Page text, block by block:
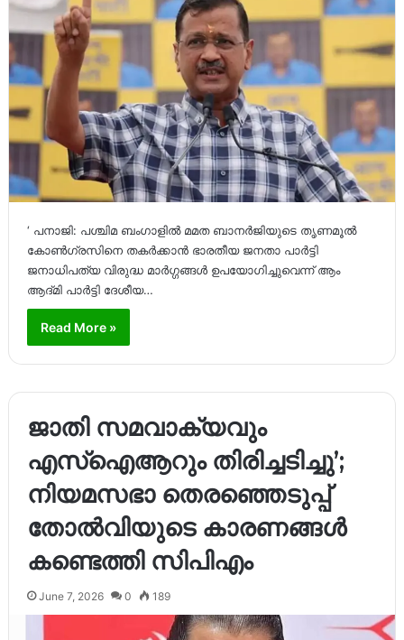
‘ പനാജി: പശ്ചിമ ബംഗാളിൽ മമത ബാനർജിയുടെ തൃണമൂൽ
കോൺഗ്രസിനെ തകർക്കാൻ ഭാരതീയ ജനതാ പാർട്ടി
ജനാധിപത്യ വിരുദ്ധ മാർഗ്ഗങ്ങൾ ഉപയോഗിച്ചുവെന്ന് ആം
ആദ്മി പാർട്ടി ദേശീയ…
Read More »
ജാതി സമവാക്യവും
എസ്‌ഐആറും തിരിച്ചടിച്ചു’;
നിയമസഭാ തെരഞ്ഞെടുപ്പ്
തോൽവിയുടെ കാരണങ്ങൾ
കണ്ടെത്തി സിപിഎം
June 7, 2026 0 189